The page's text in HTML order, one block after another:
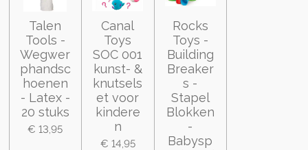
Talen
Tools -
Wegwer
phandsc
hoenen
- Latex -
20 stuks
€ 13,95
Canal
Toys
SOC 001
kunst- &
knutsels
et voor
kindere
n
€ 14,95
Rocks
Toys -
Building
Breaker
s -
Stapel
Blokken
-
Babysp